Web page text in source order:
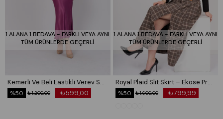
1 ALANA 1 BEDAVA - FARKLI VEYA AYNI
TÜM ÜRÜNLERDE GEÇERLİ
Kemerli Ve Beli Lastikli Verev Saten Etek 6791
₺599,00
₺1.200,00
%50
1 ALANA 1 BEDAVA - FARKLI VEYA AYNI
TÜM ÜRÜNLERDE GEÇERLİ
Royal Plaid Slit Skirt – Ekose Premium Maxi Etek 6831
₺799,99
₺1.600,00
%50